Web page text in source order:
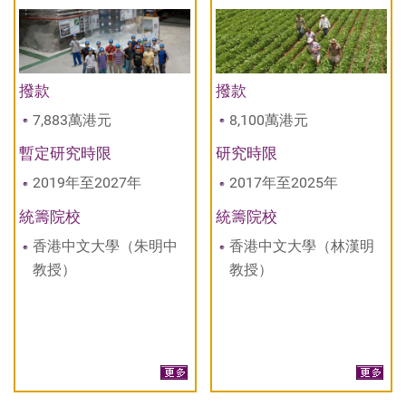
撥款
7,883萬港元
暫定研究時限
2019年至2027年
統籌院校
香港中文大學（朱明中
教授）
撥款
8,100萬港元
研究時限
2017年至2025年
統籌院校
香港中文大學（林漢明
教授）